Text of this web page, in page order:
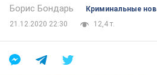
Борис Бондарь
Криминальные
21.12.2020 22:30
12,4 т.